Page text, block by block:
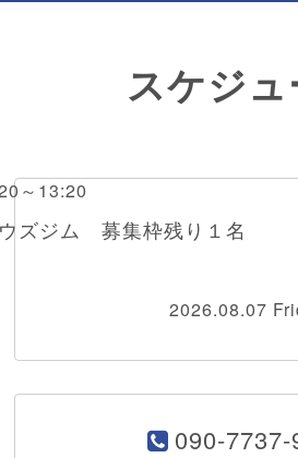
スケジ
～13:20
ズジム 募集枠残り１名
2026.08.07
090-7737-